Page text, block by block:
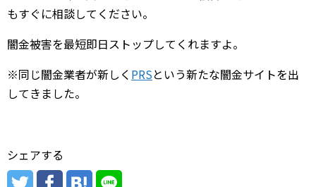
もすぐに相談してください。
闇金被害を最短即日ストップしてくれますよ。
※同じ闇金業者が新しく PRSという新たな闇金サイトを出
してきました。
シェアする